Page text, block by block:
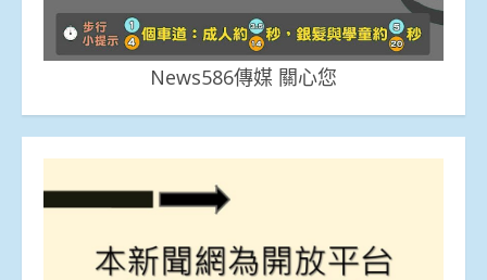
News586傳媒 關心您